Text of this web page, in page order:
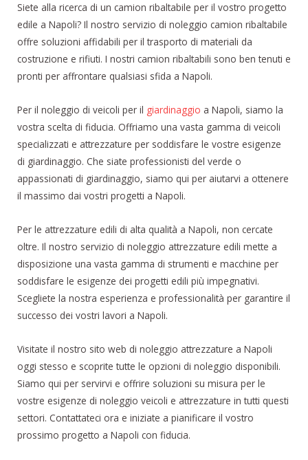
Siete alla ricerca di un camion ribaltabile per il vostro progetto
edile a Napoli? Il nostro servizio di noleggio camion ribaltabile
offre soluzioni affidabili per il trasporto di materiali da
costruzione e rifiuti. I nostri camion ribaltabili sono ben tenuti e
pronti per affrontare qualsiasi sfida a Napoli.
Per il noleggio di veicoli per il giardinaggio a Napoli, siamo la
vostra scelta di fiducia. Offriamo una vasta gamma di veicoli
specializzati e attrezzature per soddisfare le vostre esigenze
di giardinaggio. Che siate professionisti del verde o
appassionati di giardinaggio, siamo qui per aiutarvi a ottenere
il massimo dai vostri progetti a Napoli.
Per le attrezzature edili di alta qualità a Napoli, non cercate
oltre. Il nostro servizio di noleggio attrezzature edili mette a
disposizione una vasta gamma di strumenti e macchine per
soddisfare le esigenze dei progetti edili più impegnativi.
Scegliete la nostra esperienza e professionalità per garantire il
successo dei vostri lavori a Napoli.
Visitate il nostro sito web di noleggio attrezzature a Napoli
oggi stesso e scoprite tutte le opzioni di noleggio disponibili.
Siamo qui per servirvi e offrire soluzioni su misura per le
vostre esigenze di noleggio veicoli e attrezzature in tutti questi
settori. Contattateci ora e iniziate a pianificare il vostro
prossimo progetto a Napoli con fiducia.